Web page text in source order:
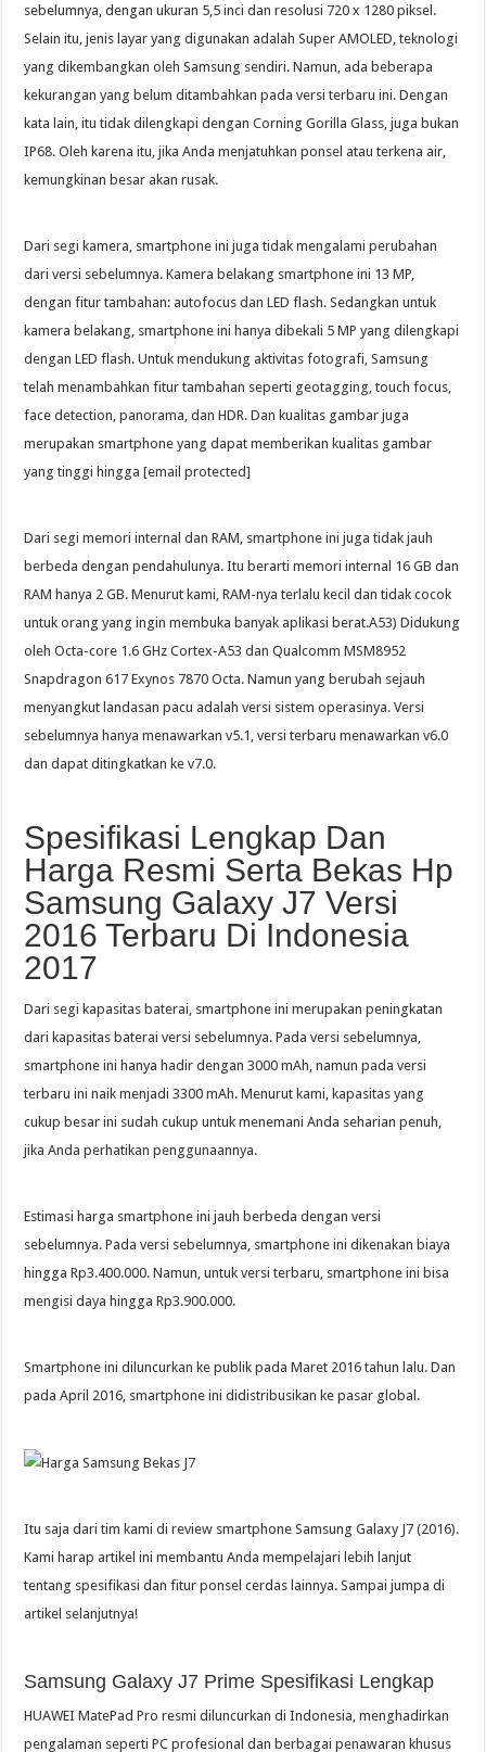
sebelumnya, dengan ukuran 5,5 inci dan resolusi 720 x 1280 piksel.
Selain itu, jenis layar yang digunakan adalah Super AMOLED, teknologi
yang dikembangkan oleh Samsung sendiri. Namun, ada beberapa
kekurangan yang belum ditambahkan pada versi terbaru ini. Dengan
kata lain, itu tidak dilengkapi dengan Corning Gorilla Glass, juga bukan
IP68. Oleh karena itu, jika Anda menjatuhkan ponsel atau terkena air,
kemungkinan besar akan rusak.
Dari segi kamera, smartphone ini juga tidak mengalami perubahan
dari versi sebelumnya. Kamera belakang smartphone ini 13 MP,
dengan fitur tambahan: autofocus dan LED flash. Sedangkan untuk
kamera belakang, smartphone ini hanya dibekali 5 MP yang dilengkapi
dengan LED flash. Untuk mendukung aktivitas fotografi, Samsung
telah menambahkan fitur tambahan seperti geotagging, touch focus,
face detection, panorama, dan HDR. Dan kualitas gambar juga
merupakan smartphone yang dapat memberikan kualitas gambar
yang tinggi hingga [email protected]
Dari segi memori internal dan RAM, smartphone ini juga tidak jauh
berbeda dengan pendahulunya. Itu berarti memori internal 16 GB dan
RAM hanya 2 GB. Menurut kami, RAM-nya terlalu kecil dan tidak cocok
untuk orang yang ingin membuka banyak aplikasi berat.A53) Didukung
oleh Octa-core 1.6 GHz Cortex-A53 dan Qualcomm MSM8952
Snapdragon 617 Exynos 7870 Octa. Namun yang berubah sejauh
menyangkut landasan pacu adalah versi sistem operasinya. Versi
sebelumnya hanya menawarkan v5.1, versi terbaru menawarkan v6.0
dan dapat ditingkatkan ke v7.0.
Spesifikasi Lengkap Dan
Harga Resmi Serta Bekas Hp
Samsung Galaxy J7 Versi
2016 Terbaru Di Indonesia
2017
Dari segi kapasitas baterai, smartphone ini merupakan peningkatan
dari kapasitas baterai versi sebelumnya. Pada versi sebelumnya,
smartphone ini hanya hadir dengan 3000 mAh, namun pada versi
terbaru ini naik menjadi 3300 mAh. Menurut kami, kapasitas yang
cukup besar ini sudah cukup untuk menemani Anda seharian penuh,
jika Anda perhatikan penggunaannya.
Estimasi harga smartphone ini jauh berbeda dengan versi
sebelumnya. Pada versi sebelumnya, smartphone ini dikenakan biaya
hingga Rp3.400.000. Namun, untuk versi terbaru, smartphone ini bisa
mengisi daya hingga Rp3.900.000.
Smartphone ini diluncurkan ke publik pada Maret 2016 tahun lalu. Dan
pada April 2016, smartphone ini didistribusikan ke pasar global.
Itu saja dari tim kami di review smartphone Samsung Galaxy J7 (2016).
Kami harap artikel ini membantu Anda mempelajari lebih lanjut
tentang spesifikasi dan fitur ponsel cerdas lainnya. Sampai jumpa di
artikel selanjutnya!
Samsung Galaxy J7 Prime Spesifikasi Lengkap
HUAWEI MatePad Pro resmi diluncurkan di Indonesia, menghadirkan
pengalaman seperti PC profesional dan berbagai penawaran khusus